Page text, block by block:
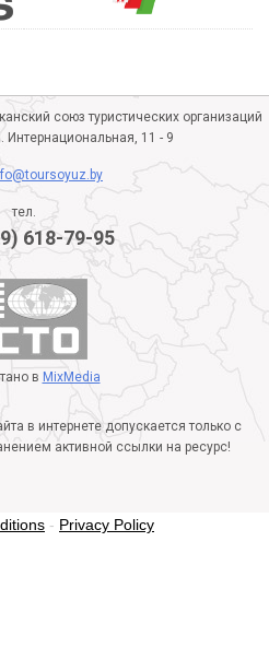
союз туристических организаций
Интернациональная, 11 - 9
тел.
618-79-95
в MixMedia
в интернете допускается только с
активной ссылки на ресурс!
- Privacy Policy